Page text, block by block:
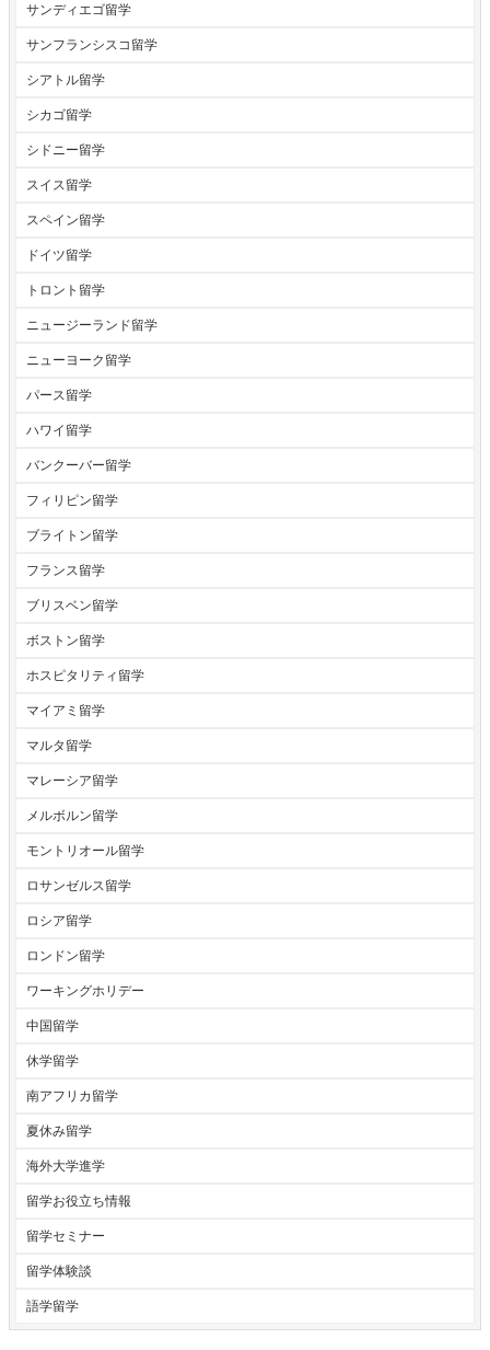
サンディエゴ留学
サンフランシスコ留学
シアトル留学
シカゴ留学
シドニー留学
スイス留学
スペイン留学
ドイツ留学
トロント留学
ニュージーランド留学
ニューヨーク留学
パース留学
ハワイ留学
バンクーバー留学
フィリピン留学
ブライトン留学
フランス留学
ブリスベン留学
ボストン留学
ホスピタリティ留学
マイアミ留学
マルタ留学
マレーシア留学
メルボルン留学
モントリオール留学
ロサンゼルス留学
ロシア留学
ロンドン留学
ワーキングホリデー
中国留学
休学留学
南アフリカ留学
夏休み留学
海外大学進学
留学お役立ち情報
留学セミナー
留学体験談
語学留学